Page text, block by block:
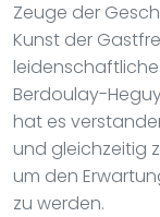
Zeuge der
Kunst der
Berdoulay-
hat es
und gleichzeitig
um den
zu werden.